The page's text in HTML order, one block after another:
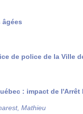
âgées
de police de la Ville
: impact de l'Arrêt
Mathieu